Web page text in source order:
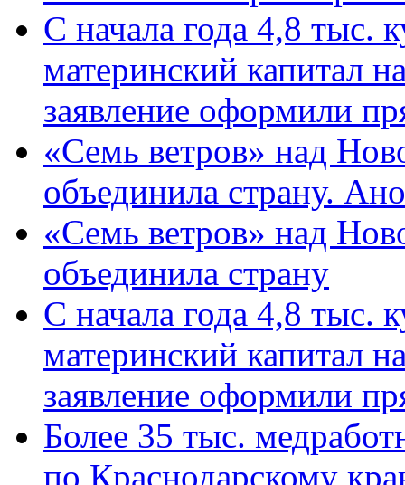
С начала года 4,8 тыс.
материнский капитал
заявление оформили
«Семь ветров» над
объединила страну.
«Семь ветров» над
объединила страну
С начала года 4,8 тыс.
материнский капитал
заявление оформили
Более 35 тыс.
по Краснодарскому